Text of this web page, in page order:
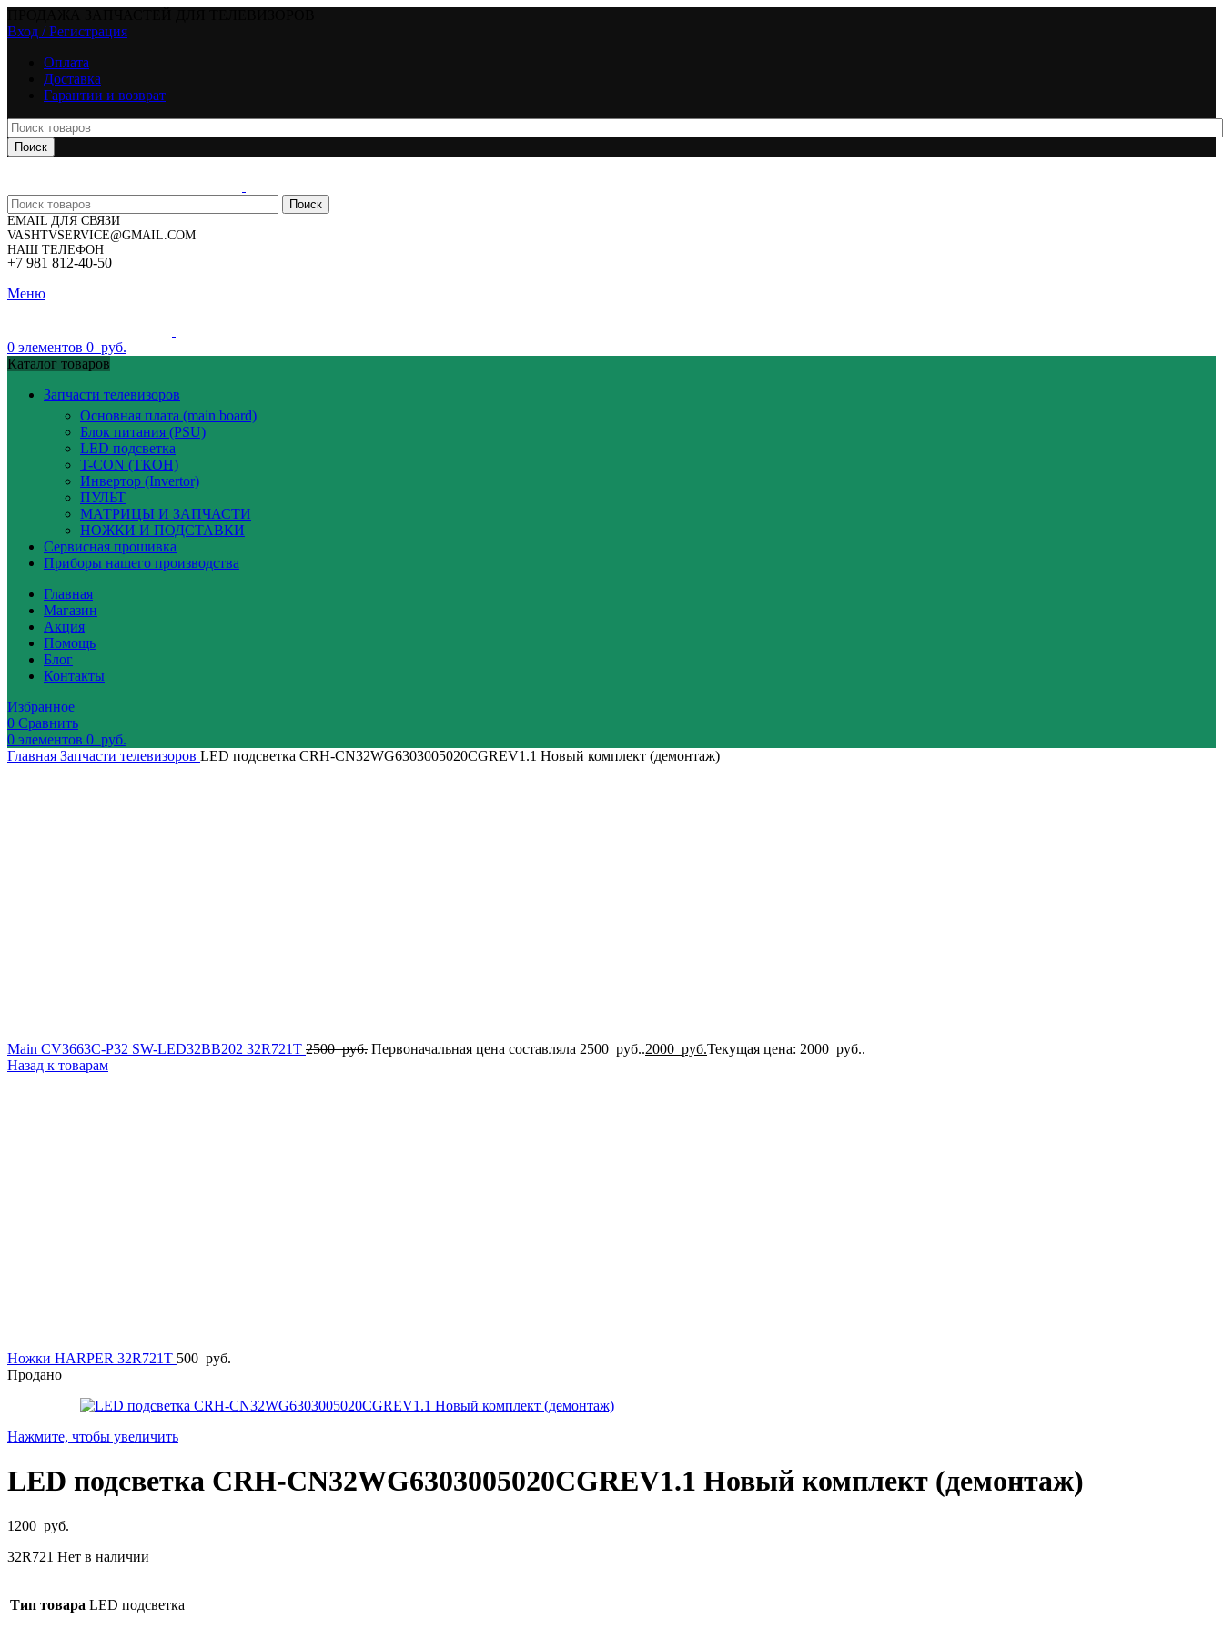
Вход / Регистрация
Оплата
Доставка
Гарантии и возврат
Поиск
Поиск
EMAIL ДЛЯ СВЯЗИ
VASHTVSERVICE@GMAIL.COM
НАШ ТЕЛЕФОН
+7 981 812-40-50
Меню
0 элементов 0 руб.
Каталог товаров
Запчасти телевизоров
Основная плата (main board)
Блок питания (PSU)
LED подсветка
T-CON (ТКОН)
Инвертор (Invertor)
ПУЛЬТ
МАТРИЦЫ И ЗАПЧАСТИ
НОЖКИ И ПОДСТАВКИ
Сервисная прошивка
Приборы нашего производства
Главная
Магазин
Акция
Помощь
Блог
Контакты
Избранное
0 Сравнить
0 элементов 0 руб.
Главная Запчасти телевизоров LED подсветка CRH-CN32WG6303005020CGREV1.1 Новый комплект (демонтаж)
Main CV3663C-P32 SW-LED32BB202 32R721T 2500руб. Первоначальная цена составляла 2500 руб..2000 руб.Текущая цена: 2000 руб..
Назад к товарам
Ножки HARPER 32R721T 500 руб.
Продано
Нажмите, чтобы увеличить
LED подсветка CRH-CN32WG6303005020CGREV1.1 Новый комплект (демонтаж)
1200 руб.
32R721 Нет в наличии
Тип товара LED подсветка